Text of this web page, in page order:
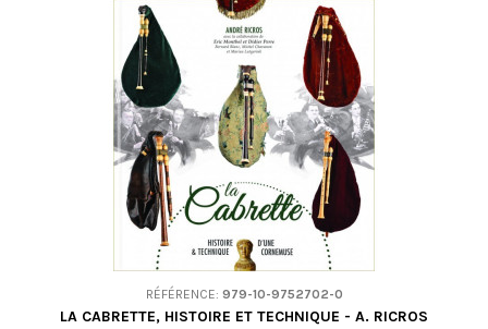
RÉFÉRENCE: 979-10-9752702-0
LA CABRETTE, HISTOIRE ET TECHNIQUE - A. RICROS